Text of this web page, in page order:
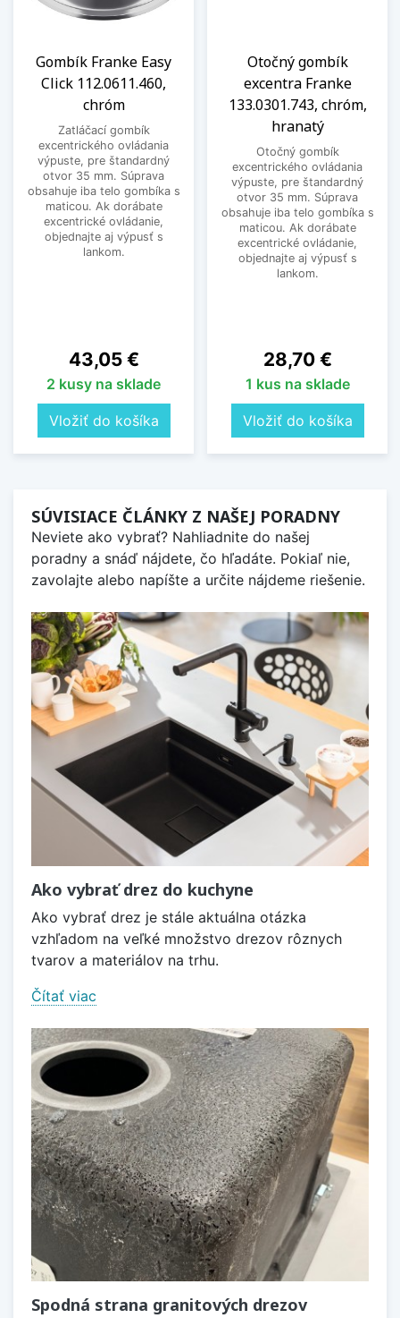
Gombík Franke Easy
Click 112.0611.460,
chróm
Zatláčací gombík
excentrického ovládania
výpuste, pre štandardný
otvor 35 mm. Súprava
obsahuje iba telo gombíka s
maticou. Ak dorábate
excentrické ovládanie,
objednajte aj výpusť s
lankom.
Cena
43,05 €
2 kusy na sklade
Vložiť do košíka
Otočný gombík
excentra Franke
133.0301.743, chróm,
hranatý
Otočný gombík
excentrického ovládania
výpuste, pre štandardný
otvor 35 mm. Súprava
obsahuje iba telo gombíka s
maticou. Ak dorábate
excentrické ovládanie,
objednajte aj výpusť s
lankom.
Cena
28,70 €
1 kus na sklade
Vložiť do košíka
SÚVISIACE ČLÁNKY Z NAŠEJ PORADNY
Neviete ako vybrať? Nahliadnite do našej
poradny a snáď nájdete, čo hľadáte. Pokiaľ nie,
zavolajte alebo napíšte a určite nájdeme riešenie.
Ako vybrať drez do kuchyne
Ako vybrať drez je stále aktuálna otázka
vzhľadom na veľké množstvo drezov rôznych
tvarov a materiálov na trhu.
Čítať viac
Spodná strana granitových drezov